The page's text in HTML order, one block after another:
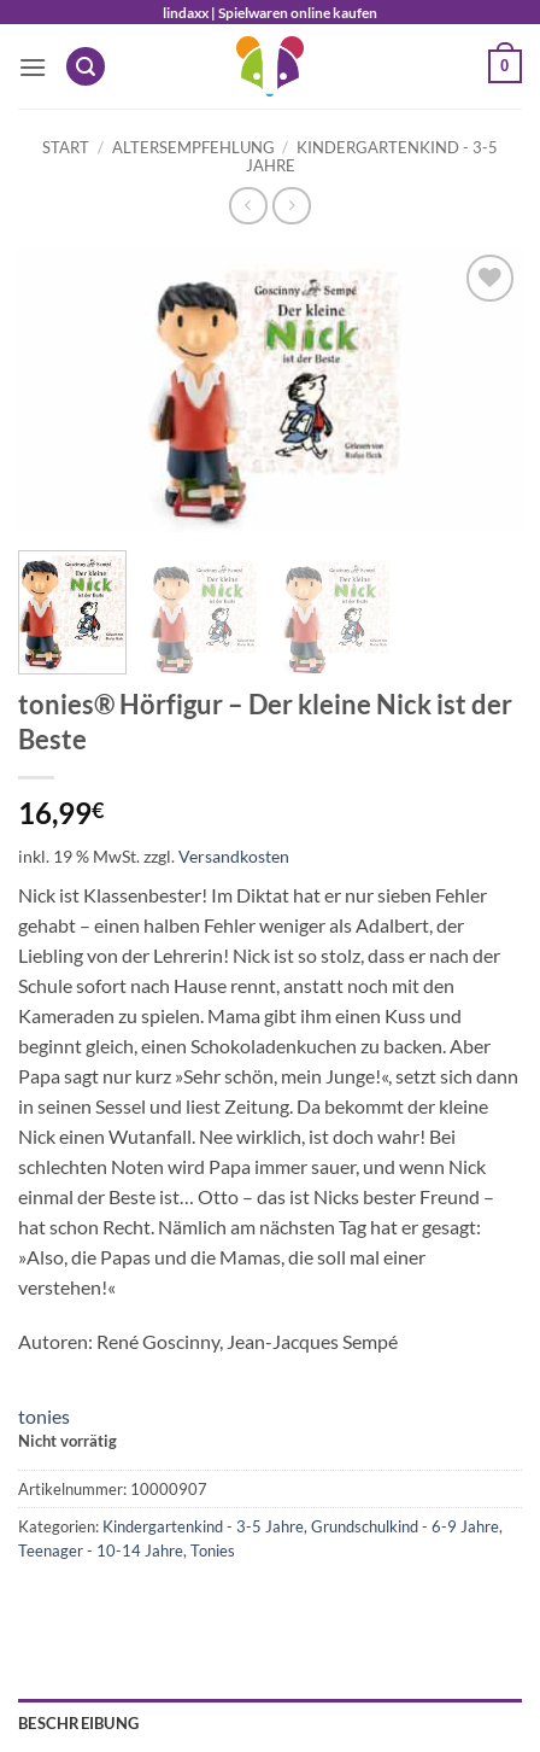
springen
lindaxx | Spielwaren online kaufen
0
START / ALTERSEMPFEHLUNG / KINDERGARTENKIND - 3-5
JAHRE
tonies® Hörfigur – Der kleine Nick ist der
Beste
16,99€
inkl. 19 % MwSt.zzgl.Versandkosten
Nick ist Klassenbester! Im Diktat hat er nur sieben Fehler
gehabt – einen halben Fehler weniger als Adalbert, der
Liebling von der Lehrerin! Nick ist so stolz, dass er nach der
Schule sofort nach Hause rennt, anstatt noch mit den
Kameraden zu spielen. Mama gibt ihm einen Kuss und
beginnt gleich, einen Schokoladenkuchen zu backen. Aber
Papa sagt nur kurz »Sehr schön, mein Junge!«, setzt sich dann
in seinen Sessel und liest Zeitung. Da bekommt der kleine
Nick einen Wutanfall. Nee wirklich, ist doch wahr! Bei
schlechten Noten wird Papa immer sauer, und wenn Nick
einmal der Beste ist… Otto – das ist Nicks bester Freund –
hat schon Recht. Nämlich am nächsten Tag hat er gesagt:
»Also, die Papas und die Mamas, die soll mal einer
verstehen!«
Autoren: René Goscinny, Jean-Jacques Sempé
tonies
Nicht vorrätig
Artikelnummer: 10000907
Kategorien: Kindergartenkind - 3-5 Jahre, Grundschulkind - 6-9 Jahre,
Teenager - 10-14 Jahre, Tonies
BESCHREIBUNG